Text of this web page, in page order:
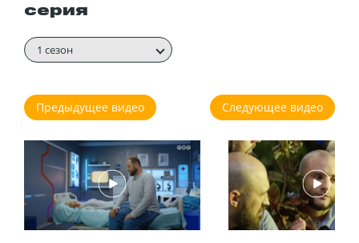
серия
1 сезон
Предыдущее видео Следующее видео